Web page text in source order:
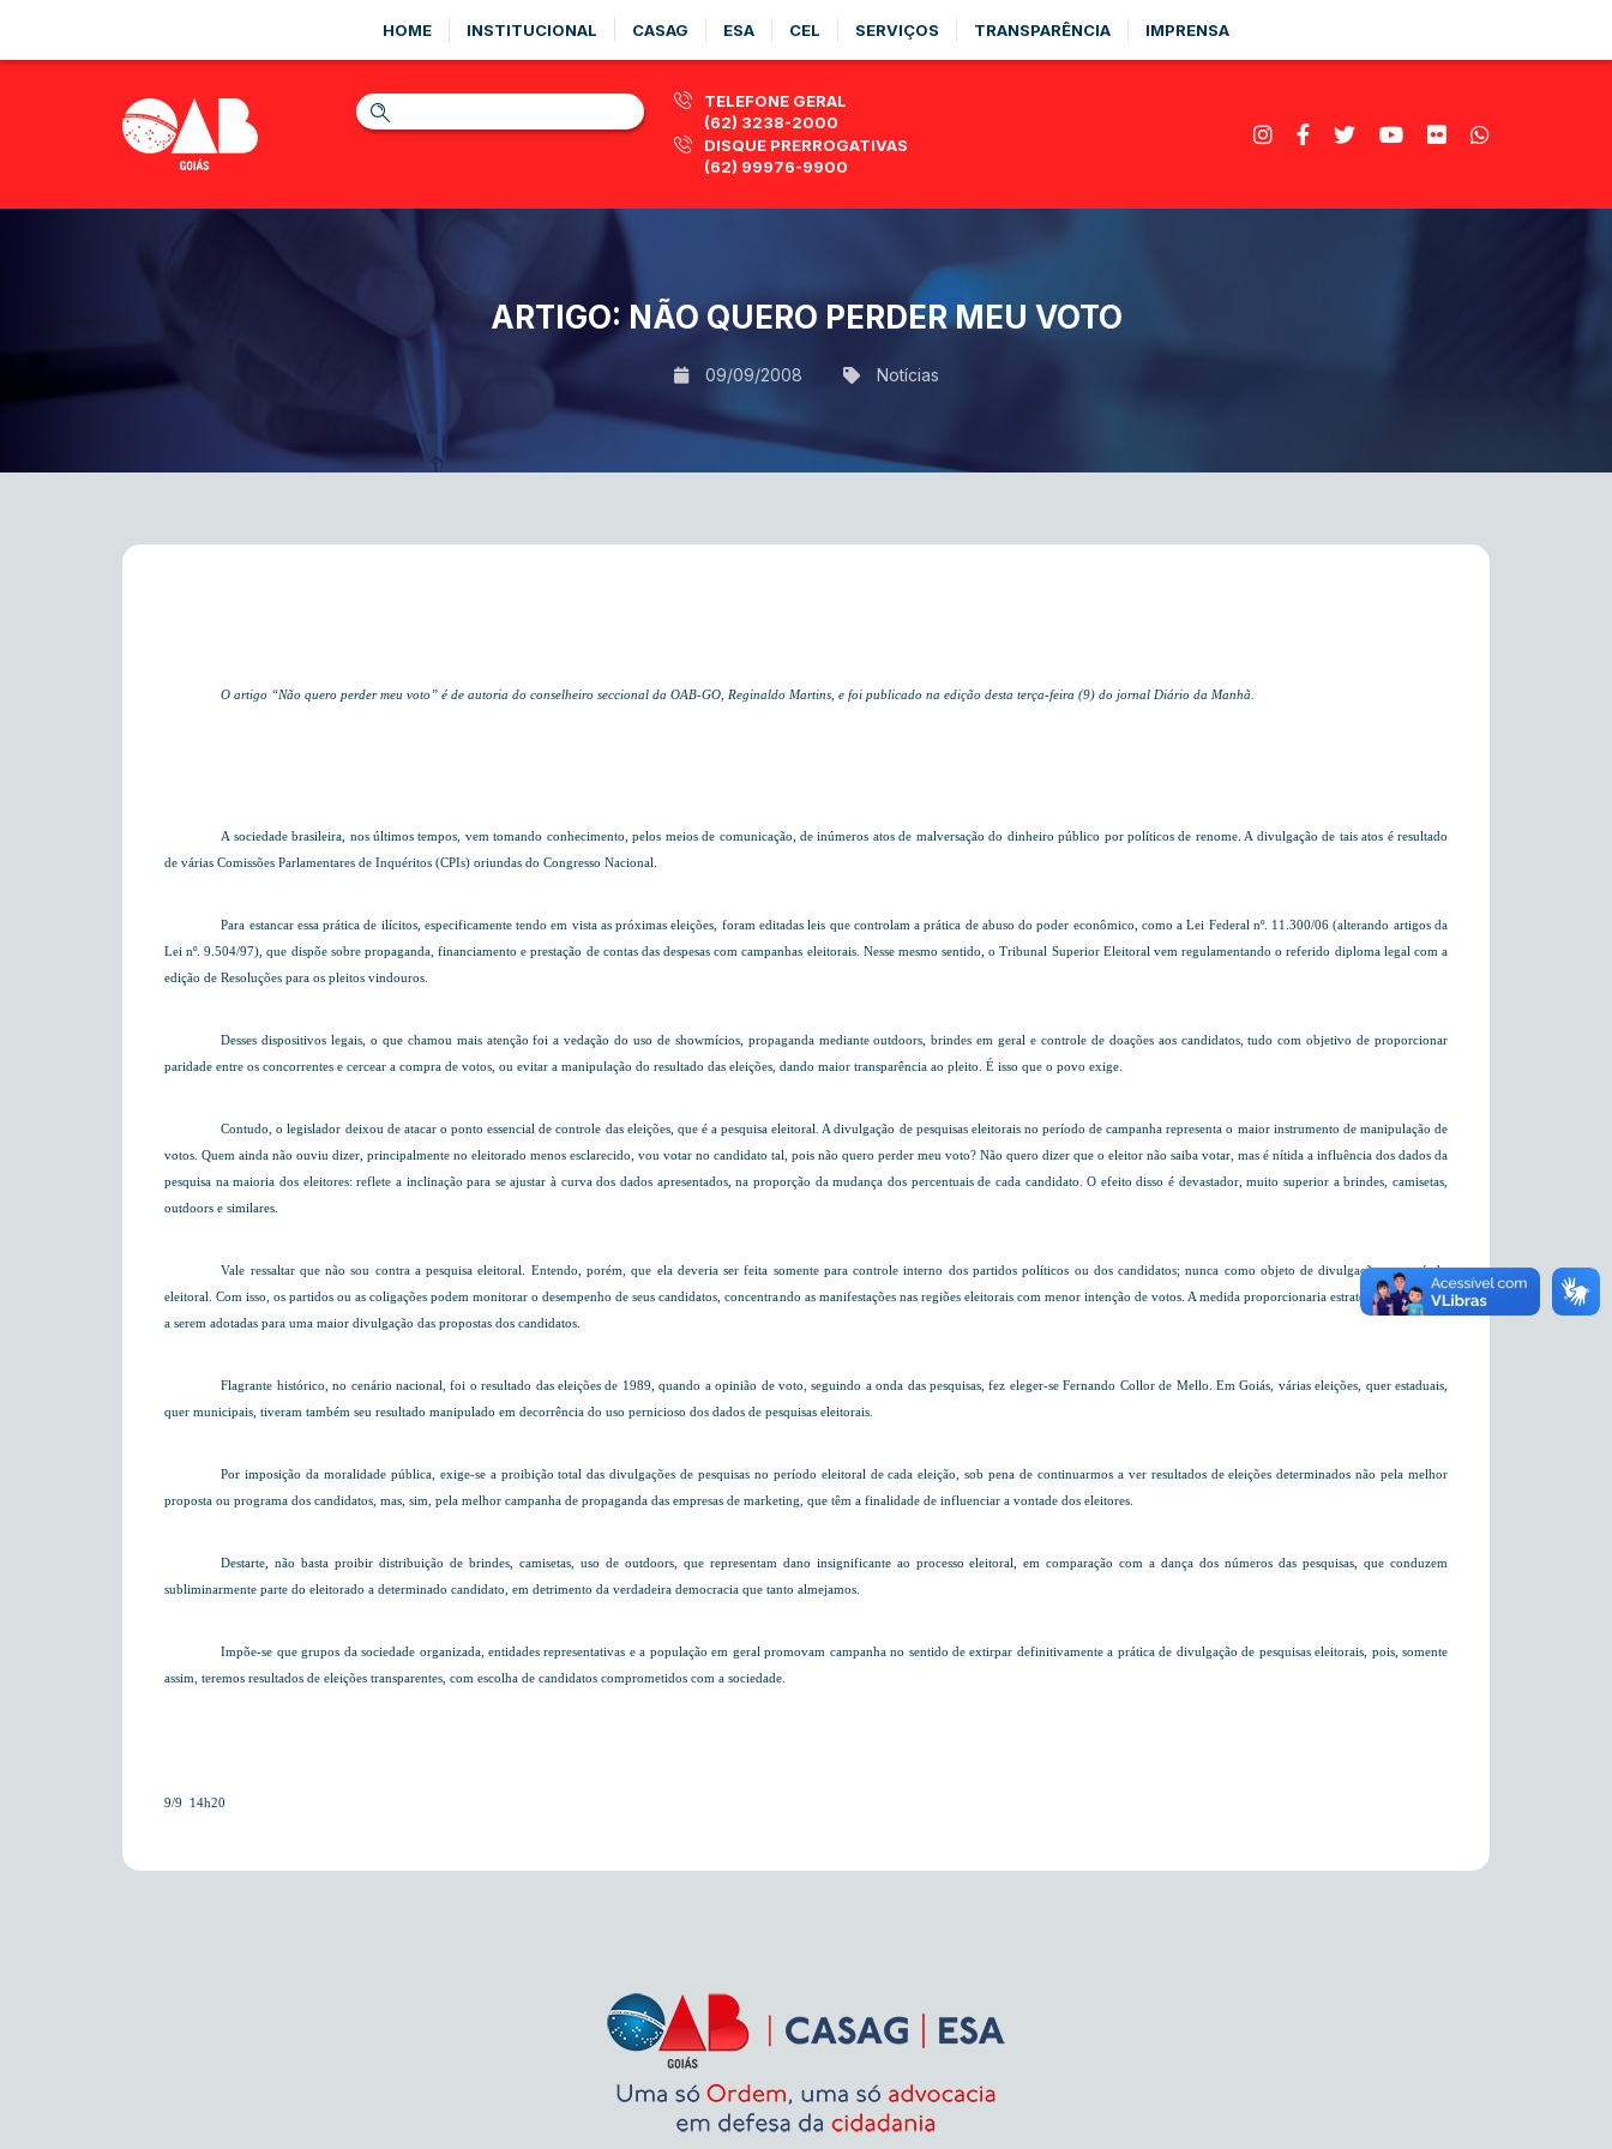
HOME INSTITUCIONAL CASAG ESA CEL SERVIÇOS TRANSPARÊNCIA IMPRENSA
TELEFONE GERAL
(62) 3238-2000
DISQUE PRERROGATIVAS
(62) 99976-9900
ARTIGO: NÃO QUERO PERDER MEU VOTO
09/09/2008 Notícias
O artigo “Não quero perder meu voto” é de autoria do conselheiro seccional da OAB-GO, Reginaldo Martins, e foi publicado na edição desta terça-feira (9) do jornal Diário da Manhã.
A sociedade brasileira, nos últimos tempos, vem tomando conhecimento, pelos meios de comunicação, de inúmeros atos de malversação do dinheiro público por políticos de renome. A divulgação de tais atos é resultado
de várias Comissões Parlamentares de Inquéritos (CPIs) oriundas do Congresso Nacional.
Para estancar essa prática de ilícitos, especificamente tendo em vista as próximas eleições, foram editadas leis que controlam a prática de abuso do poder econômico, como a Lei Federal nº. 11.300/06 (alterando artigos da
Lei nº. 9.504/97), que dispõe sobre propaganda, financiamento e prestação de contas das despesas com campanhas eleitorais. Nesse mesmo sentido, o Tribunal Superior Eleitoral vem regulamentando o referido diploma legal com a
edição de Resoluções para os pleitos vindouros.
Desses dispositivos legais, o que chamou mais atenção foi a vedação do uso de showmícios, propaganda mediante outdoors, brindes em geral e controle de doações aos candidatos, tudo com objetivo de proporcionar
paridade entre os concorrentes e cercear a compra de votos, ou evitar a manipulação do resultado das eleições, dando maior transparência ao pleito. É isso que o povo exige.
Contudo, o legislador deixou de atacar o ponto essencial de controle das eleições, que é a pesquisa eleitoral. A divulgação de pesquisas eleitorais no período de campanha representa o maior instrumento de manipulação de
votos. Quem ainda não ouviu dizer, principalmente no eleitorado menos esclarecido, vou votar no candidato tal, pois não quero perder meu voto? Não quero dizer que o eleitor não saiba votar, mas é nítida a influência dos dados da
pesquisa na maioria dos eleitores: reflete a inclinação para se ajustar à curva dos dados apresentados, na proporção da mudança dos percentuais de cada candidato. O efeito disso é devastador, muito superior a brindes, camisetas,
outdoors e similares.
Vale ressaltar que não sou contra a pesquisa eleitoral. Entendo, porém, que ela deveria ser feita somente para controle interno dos partidos políticos ou dos candidatos; nunca como objeto de divulgação no período
eleitoral. Com isso, os partidos ou as coligações podem monitorar o desempenho de seus candidatos, concentrando as manifestações nas regiões eleitorais com menor intenção de votos. A medida proporcionaria estratégias partidárias
a serem adotadas para uma maior divulgação das propostas dos candidatos.
Flagrante histórico, no cenário nacional, foi o resultado das eleições de 1989, quando a opinião de voto, seguindo a onda das pesquisas, fez eleger-se Fernando Collor de Mello. Em Goiás, várias eleições, quer estaduais,
quer municipais, tiveram também seu resultado manipulado em decorrência do uso pernicioso dos dados de pesquisas eleitorais.
Por imposição da moralidade pública, exige-se a proibição total das divulgações de pesquisas no período eleitoral de cada eleição, sob pena de continuarmos a ver resultados de eleições determinados não pela melhor
proposta ou programa dos candidatos, mas, sim, pela melhor campanha de propaganda das empresas de marketing, que têm a finalidade de influenciar a vontade dos eleitores.
Destarte, não basta proibir distribuição de brindes, camisetas, uso de outdoors, que representam dano insignificante ao processo eleitoral, em comparação com a dança dos números das pesquisas, que conduzem
subliminarmente parte do eleitorado a determinado candidato, em detrimento da verdadeira democracia que tanto almejamos.
Impõe-se que grupos da sociedade organizada, entidades representativas e a população em geral promovam campanha no sentido de extirpar definitivamente a prática de divulgação de pesquisas eleitorais, pois, somente
assim, teremos resultados de eleições transparentes, com escolha de candidatos comprometidos com a sociedade.
9/9  14h20